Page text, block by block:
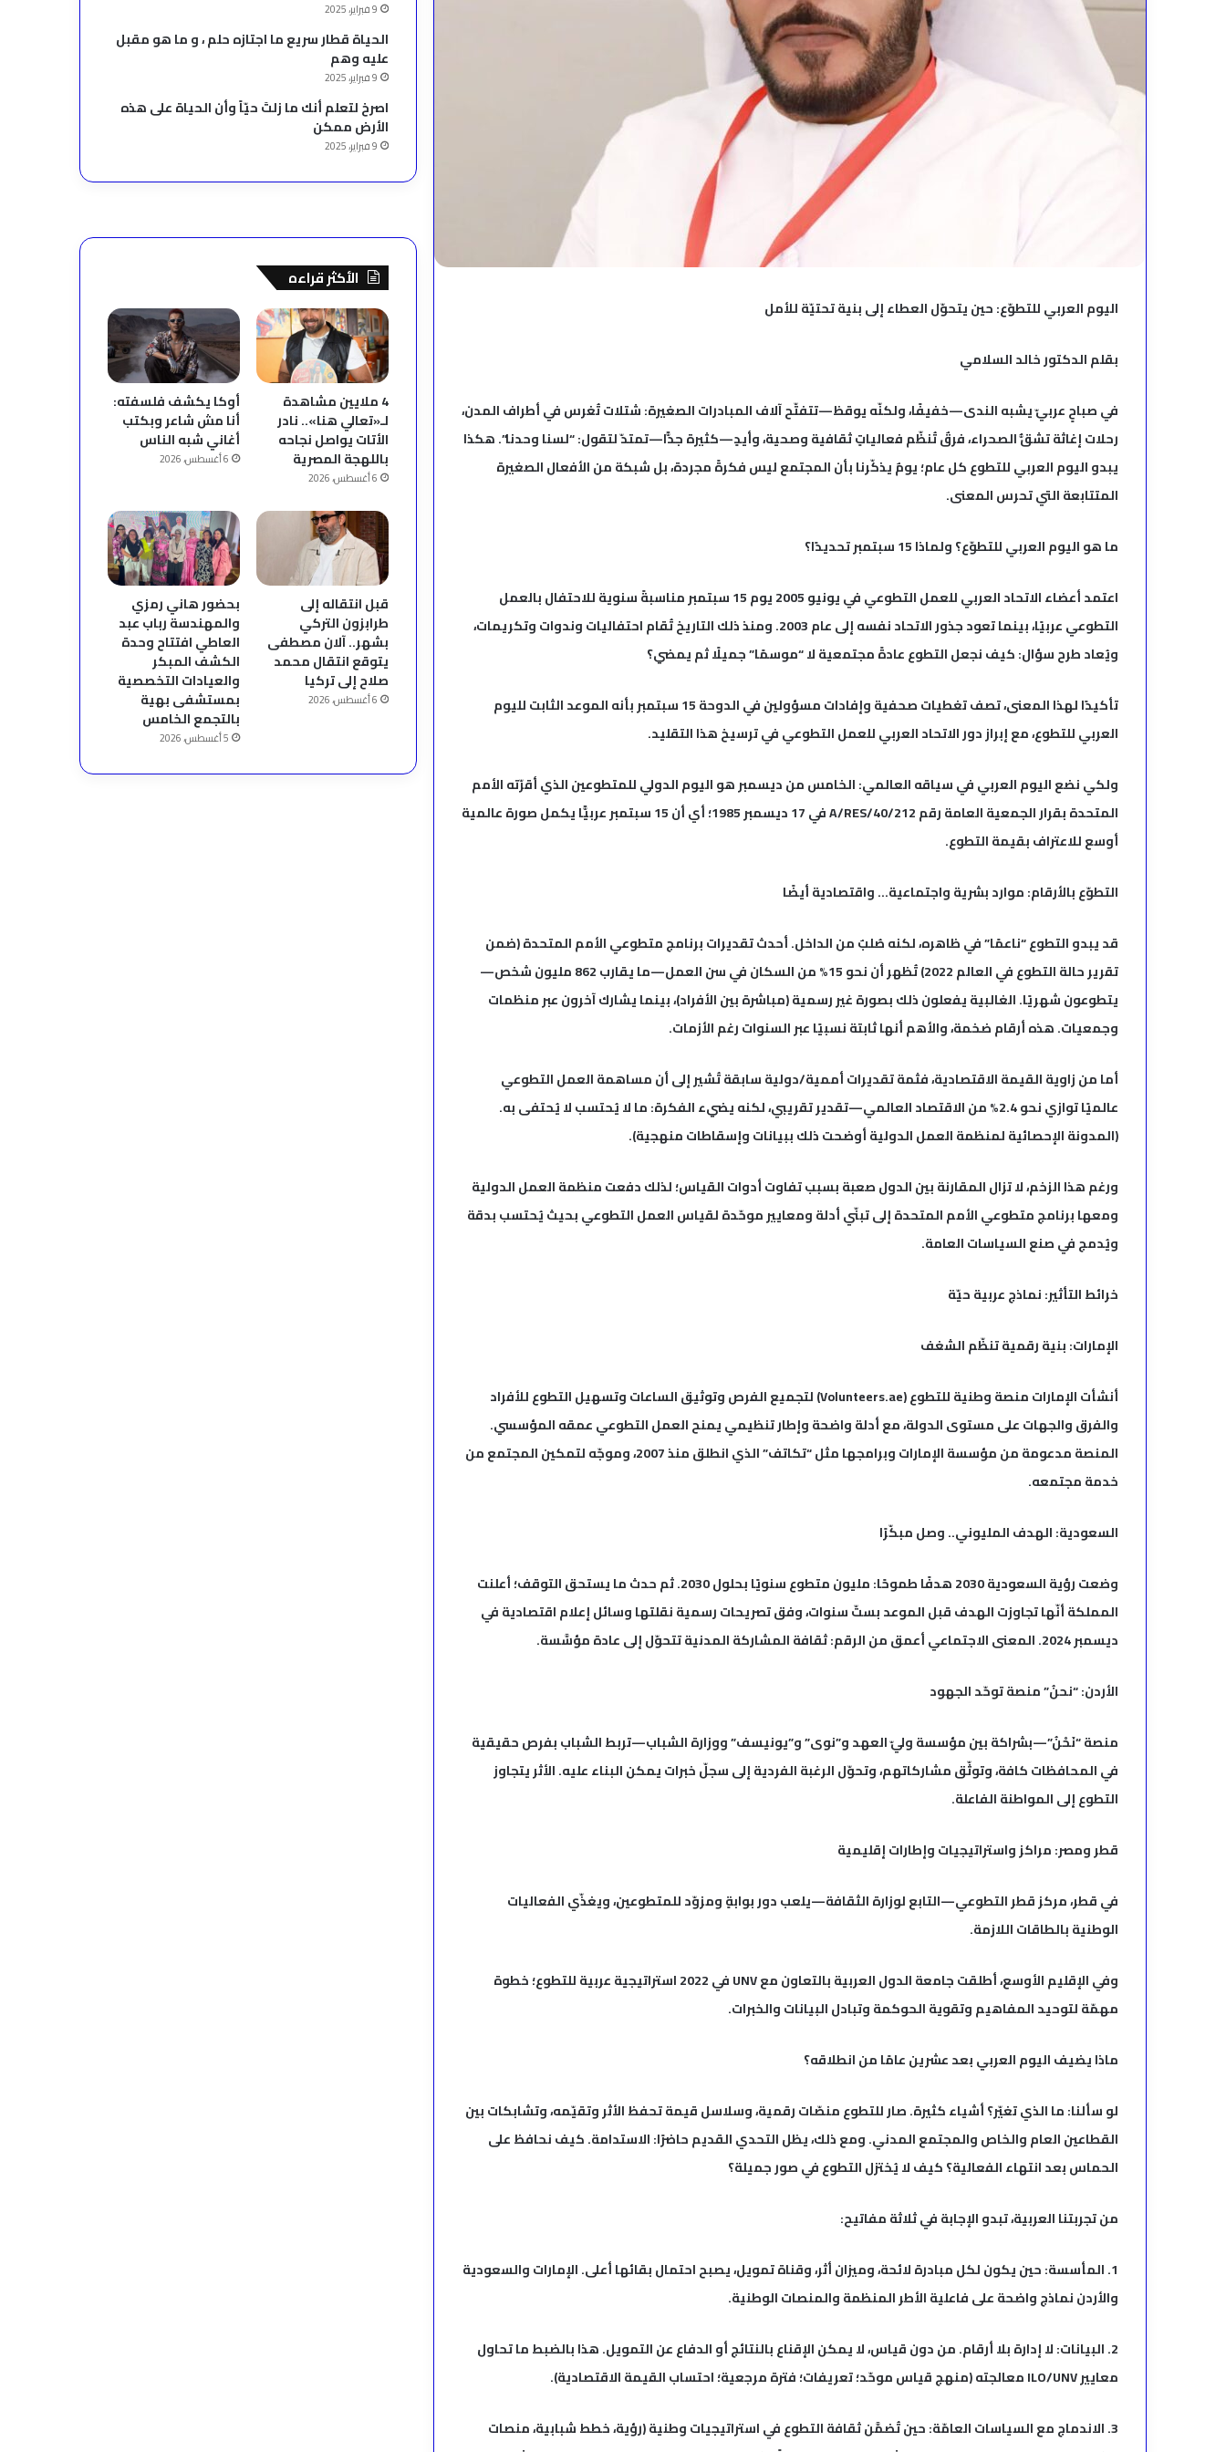
اليوم العربي للتطوّع: حين يتحوّل العطاء إلى بنية تحتيّة للأمل
بقلم الدكتور خالد السلامي
في صباحٍ عربيّ يشبه الندى—خفيفًا، ولكنّه يوقظ—تتفتّح آلاف المبادرات الصغيرة: شتلات تُغرس في أطراف المدن،
رحلات إغاثة تشقُّ الصحراء، فرقٌ تُنظّم فعالياتٍ ثقافية وصحية، وأيدٍ—كثيرة جدًّا—تمتدّ لتقول: “لسنا وحدنا”. هكذا
يبدو اليوم العربي للتطوع كل عام؛ يومٌ يذكّرنا بأن المجتمع ليس فكرةً مجردة، بل شبكة من الأفعال الصغيرة
المتتابعة التي تحرس المعنى.
ما هو اليوم العربي للتطوّع؟ ولماذا 15 سبتمبر تحديدًا؟
اعتمد أعضاء الاتحاد العربي للعمل التطوعي في يونيو 2005 يوم 15 سبتمبر مناسبةً سنوية للاحتفال بالعمل
التطوعي عربيًا، بينما تعود جذور الاتحاد نفسه إلى عام 2003. ومنذ ذلك التاريخ تُقام احتفاليات وندوات وتكريمات،
ويُعاد طرح سؤال: كيف نجعل التطوع عادةً مجتمعية لا “موسمًا” جميلًا ثم يمضي؟
تأكيدًا لهذا المعنى، تصف تغطيات صحفية وإفادات مسؤولين في الدوحة 15 سبتمبر بأنه الموعد الثابت لليوم
العربي للتطوع، مع إبراز دور الاتحاد العربي للعمل التطوعي في ترسيخ هذا التقليد.
ولكي نضع اليوم العربي في سياقه العالمي: الخامس من ديسمبر هو اليوم الدولي للمتطوعين الذي أقرّته الأمم
المتحدة بقرار الجمعية العامة رقم A/RES/40/212 في 17 ديسمبر 1985؛ أي أن 15 سبتمبر عربيًّا يكمل صورة عالمية
أوسع للاعتراف بقيمة التطوع.
التطوّع بالأرقام: موارد بشرية واجتماعية… واقتصادية أيضًا
قد يبدو التطوع “ناعمًا” في ظاهره، لكنه صُلبٌ من الداخل. أحدث تقديرات برنامج متطوعي الأمم المتحدة (ضمن
تقرير حالة التطوع في العالم 2022) تُظهر أن نحو 15% من السكان في سن العمل—ما يقارب 862 مليون شخص—
يتطوعون شهريًا. الغالبية يفعلون ذلك بصورة غير رسمية (مباشرة بين الأفراد)، بينما يشارك آخرون عبر منظمات
وجمعيات. هذه أرقام ضخمة، والأهم أنها ثابتة نسبيًا عبر السنوات رغم الأزمات.
أما من زاوية القيمة الاقتصادية، فثمة تقديرات أممية/دولية سابقة تُشير إلى أن مساهمة العمل التطوعي
عالميًا توازي نحو 2.4% من الاقتصاد العالمي—تقدير تقريبي، لكنه يضيء الفكرة: ما لا يُحتسب لا يُحتفى به.
(المدونة الإحصائية لمنظمة العمل الدولية أوضحت ذلك ببيانات وإسقاطات منهجية).
ورغم هذا الزخم، لا تزال المقارنة بين الدول صعبة بسبب تفاوت أدوات القياس؛ لذلك دفعت منظمة العمل الدولية
ومعها برنامج متطوعي الأمم المتحدة إلى تبنّي أدلة ومعايير موحّدة لقياس العمل التطوعي بحيث يُحتسب بدقة
ويُدمج في صنع السياسات العامة.
خرائط التأثير: نماذج عربية حيّة
الإمارات: بنية رقمية تنظّم الشغف
أنشأت الإمارات منصة وطنية للتطوع (Volunteers.ae) لتجميع الفرص وتوثيق الساعات وتسهيل التطوع للأفراد
والفرق والجهات على مستوى الدولة، مع أدلة واضحة وإطار تنظيمي يمنح العمل التطوعي عمقه المؤسسي.
المنصة مدعومة من مؤسسة الإمارات وبرامجها مثل “تكاتف” الذي انطلق منذ 2007، وموجّه لتمكين المجتمع من
خدمة مجتمعه.
السعودية: الهدف المليوني.. وصل مبكّرًا
وضعت رؤية السعودية 2030 هدفًا طموحًا: مليون متطوع سنويًا بحلول 2030. ثم حدث ما يستحق التوقف؛ أعلنت
المملكة أنّها تجاوزت الهدف قبل الموعد بستّ سنوات، وفق تصريحات رسمية نقلتها وسائل إعلام اقتصادية في
ديسمبر 2024. المعنى الاجتماعي أعمق من الرقم: ثقافة المشاركة المدنية تتحوّل إلى عادة مؤسَّسة.
الأردن: “نحنُ” منصة توحّد الجهود
منصة “نَحْنُ”—بشراكة بين مؤسسة وليّ العهد و”نوى” و”يونيسف” ووزارة الشباب—تربط الشباب بفرص حقيقية
في المحافظات كافة، وتوثّق مشاركاتهم، وتحوّل الرغبة الفردية إلى سجلّ خبرات يمكن البناء عليه. الأثر يتجاوز
التطوع إلى المواطنة الفاعلة.
قطر ومصر: مراكز واستراتيجيات وإطارات إقليمية
في قطر، مركز قطر التطوعي—التابع لوزارة الثقافة—يلعب دور بوابةٍ ومزوّد للمتطوعين، ويغذّي الفعاليات
الوطنية بالطاقات اللازمة.
وفي الإقليم الأوسع، أطلقت جامعة الدول العربية بالتعاون مع UNV في 2022 استراتيجية عربية للتطوع؛ خطوة
مهمّة لتوحيد المفاهيم وتقوية الحوكمة وتبادل البيانات والخبرات.
ماذا يضيف اليوم العربي بعد عشرين عامًا من انطلاقه؟
لو سألنا: ما الذي تغيّر؟ أشياء كثيرة. صار للتطوع منصّات رقمية، وسلاسل قيمة تحفظ الأثر وتقيّمه، وتشابكات بين
القطاعين العام والخاص والمجتمع المدني. ومع ذلك، يظل التحدي القديم حاضرًا: الاستدامة. كيف نحافظ على
الحماس بعد انتهاء الفعالية؟ كيف لا يُختزل التطوع في صور جميلة؟
من تجربتنا العربية، تبدو الإجابة في ثلاثة مفاتيح:
1. المأسسة: حين يكون لكل مبادرة لائحة، وميزان أثر، وقناة تمويل، يصبح احتمال بقائها أعلى. الإمارات والسعودية
والأردن نماذج واضحة على فاعلية الأطر المنظمة والمنصات الوطنية.
2. البيانات: لا إدارة بلا أرقام. من دون قياس، لا يمكن الإقناع بالنتائج أو الدفاع عن التمويل. هذا بالضبط ما تحاول
معايير ILO/UNV معالجته (منهج قياس موحّد؛ تعريفات؛ فترة مرجعية؛ احتساب القيمة الاقتصادية).
3. الاندماج مع السياسات العامّة: حين تُضمَّن ثقافة التطوع في استراتيجيات وطنية (رؤية، خطط شبابية، منصات
9 فبراير، 2025
الحياة قطار سريع ما اجتازه حلم ، و ما هو مقبل
عليه وهم
9 فبراير، 2025
‫اصرخ لتعلم أنك ما زلتَ حيّاً وأن الحياة على هذه
الأرض ممكن
9 فبراير، 2025
الأكثر قراءه
4 ملايين مشاهدة
لـ«تعالي هنا».. نادر
الأتات يواصل نجاحه
باللهجة المصرية
6 أغسطس، 2026
أوكا يكشف فلسفته:
أنا مش شاعر وبكتب
أغاني شبه الناس
6 أغسطس، 2026
قبل انتقاله إلى
طرابزون التركي
بشهر.. آلان مصطفى
يتوقع انتقال محمد
صلاح إلى تركيا
6 أغسطس، 2026
بحضور هاني رمزي
والمهندسة رباب عبد
العاطي افتتاح وحدة
الكشف المبكر
والعيادات التخصصية
بمستشفى بهية
بالتجمع الخامس
5 أغسطس، 2026